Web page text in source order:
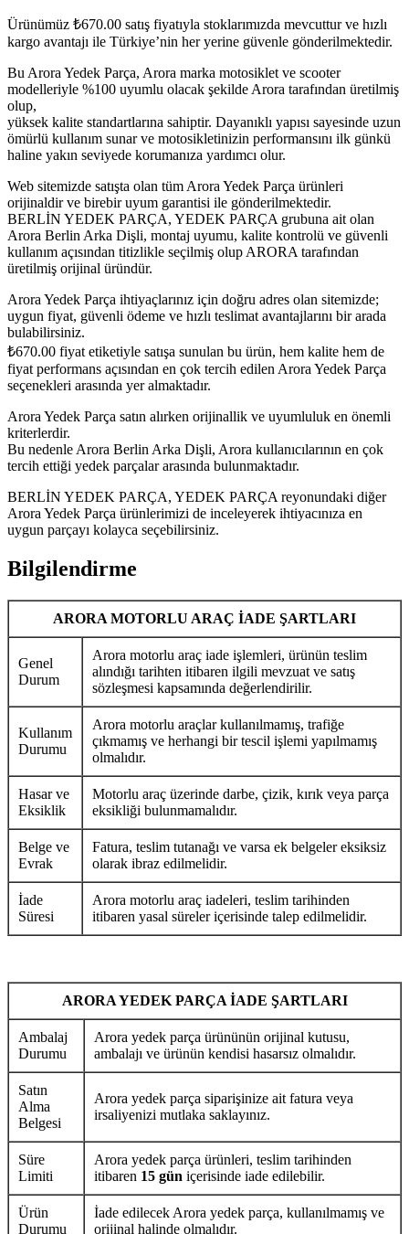
Ürünümüz ₺670.00 satış fiyatıyla stoklarımızda mevcuttur ve hızlı
kargo avantajı ile Türkiye’nin her yerine güvenle gönderilmektedir.
Bu Arora Yedek Parça, Arora marka motosiklet ve scooter
modelleriyle %100 uyumlu olacak şekilde Arora tarafından üretilmiş
olup,
yüksek kalite standartlarına sahiptir. Dayanıklı yapısı sayesinde uzun
ömürlü kullanım sunar ve motosikletinizin performansını ilk günkü
haline yakın seviyede korumanıza yardımcı olur.
Web sitemizde satışta olan tüm Arora Yedek Parça ürünleri
orijinaldir ve birebir uyum garantisi ile gönderilmektedir.
BERLİN YEDEK PARÇA, YEDEK PARÇA grubuna ait olan
Arora Berlin Arka Dişli, montaj uyumu, kalite kontrolü ve güvenli
kullanım açısından titizlikle seçilmiş olup ARORA tarafından
üretilmiş orijinal üründür.
Arora Yedek Parça ihtiyaçlarınız için doğru adres olan sitemizde;
uygun fiyat, güvenli ödeme ve hızlı teslimat avantajlarını bir arada
bulabilirsiniz.
₺670.00 fiyat etiketiyle satışa sunulan bu ürün, hem kalite hem de
fiyat performans açısından en çok tercih edilen Arora Yedek Parça
seçenekleri arasında yer almaktadır.
Arora Yedek Parça satın alırken orijinallik ve uyumluluk en önemli
kriterlerdir.
Bu nedenle Arora Berlin Arka Dişli, Arora kullanıcılarının en çok
tercih ettiği yedek parçalar arasında bulunmaktadır.
BERLİN YEDEK PARÇA, YEDEK PARÇA reyonundaki diğer
Arora Yedek Parça ürünlerimizi de inceleyerek ihtiyacınıza en
uygun parçayı kolayca seçebilirsiniz.
Bilgilendirme
ARORA MOTORLU ARAÇ İADE ŞARTLARI
Genel
Durum
Arora motorlu araç iade işlemleri, ürünün teslim
alındığı tarihten itibaren ilgili mevzuat ve satış
sözleşmesi kapsamında değerlendirilir.
Kullanım
Durumu
Arora motorlu araçlar kullanılmamış, trafiğe
çıkmamış ve herhangi bir tescil işlemi yapılmamış
olmalıdır.
Hasar ve
Eksiklik
Motorlu araç üzerinde darbe, çizik, kırık veya parça
eksikliği bulunmamalıdır.
Belge ve
Evrak
Fatura, teslim tutanağı ve varsa ek belgeler eksiksiz
olarak ibraz edilmelidir.
İade
Süresi
Arora motorlu araç iadeleri, teslim tarihinden
itibaren yasal süreler içerisinde talep edilmelidir.
ARORA YEDEK PARÇA İADE ŞARTLARI
Ambalaj
Durumu
Arora yedek parça ürününün orijinal kutusu,
ambalajı ve ürünün kendisi hasarsız olmalıdır.
Satın
Alma
Belgesi
Arora yedek parça siparişinize ait fatura veya
irsaliyenizi mutlaka saklayınız.
Süre
Limiti
Arora yedek parça ürünleri, teslim tarihinden
itibaren 15 gün içerisinde iade edilebilir.
Ürün
Durumu
İade edilecek Arora yedek parça, kullanılmamış ve
orijinal halinde olmalıdır.